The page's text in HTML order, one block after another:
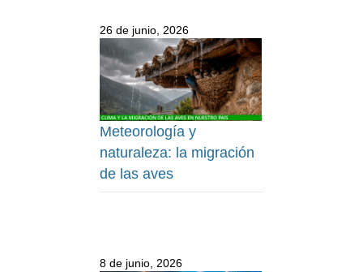
26 de junio, 2026
Meteorología y
naturaleza: la migración
de las aves
8 de junio, 2026